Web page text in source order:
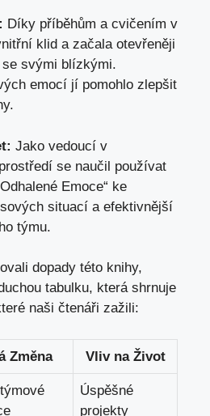
Díky příběhům a cvičením v
klid a začala otevřeněji
se svými blízkými.
emocí jí pomohlo zlepšit
Jako vedoucí v
se naučil používat
Emoce“ ke
situací a efektivnější
týmu.
dopady této knihy,
tabulku, která shrnuje
naši čtenáři zažili:
Změna Vliv na Život
Úspěšné
projekty